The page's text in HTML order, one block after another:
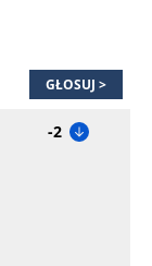
GŁOSUJ >
-2